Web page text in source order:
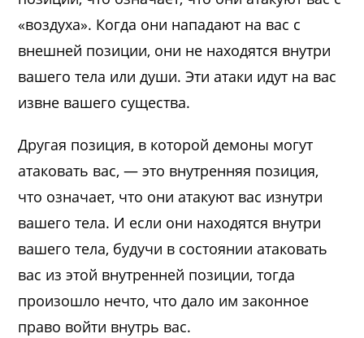
«воздуха». Когда они нападают на вас с
внешней позиции, они не находятся внутри
вашего тела или души. Эти атаки идут на вас
извне вашего существа.
Другая позиция, в которой демоны могут
атаковать вас, — это внутренняя позиция,
что означает, что они атакуют вас изнутри
вашего тела. И если они находятся внутри
вашего тела, будучи в состоянии атаковать
вас из этой внутренней позиции, тогда
произошло нечто, что дало им законное
право войти внутрь вас.